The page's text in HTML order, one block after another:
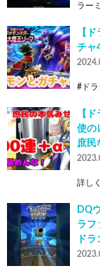
ラー
【
チャ
#ド
【
使の
庶民
詳し
DQ
ラフ
ド